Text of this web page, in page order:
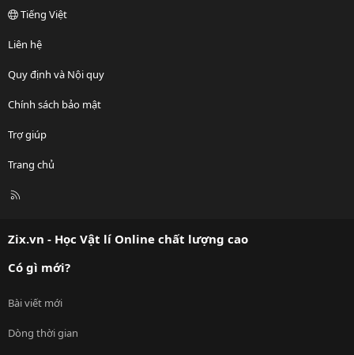
Tiếng Việt
Liên hệ
Quy định và Nội quy
Chính sách bảo mật
Trợ giúp
Trang chủ
R
Zix.vn - Học Vật lí Online chất lượng cao
Có gì mới?
Bài viết mới
Dòng thời gian